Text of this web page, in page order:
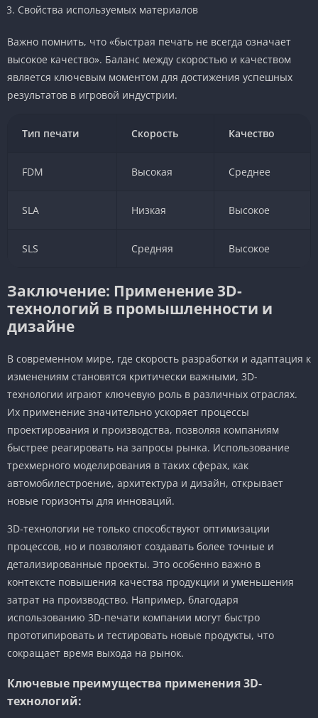
Свойства используемых материалов
Важно помнить, что «быстрая печать не всегда означает
высокое качество». Баланс между скоростью и качеством
является ключевым моментом для достижения успешных
результатов в игровой индустрии.
Тип печати Скорость Качество
FDM Высокая Среднее
SLA Низкая Высокое
SLS Средняя Высокое
Заключение: Применение 3D-
технологий в промышленности и
дизайне
В современном мире, где скорость разработки и адаптация к
изменениям становятся критически важными, 3D-
технологии играют ключевую роль в различных отраслях.
Их применение значительно ускоряет процессы
проектирования и производства, позволяя компаниям
быстрее реагировать на запросы рынка. Использование
трехмерного моделирования в таких сферах, как
автомобилестроение, архитектура и дизайн, открывает
новые горизонты для инноваций.
3D-технологии не только способствуют оптимизации
процессов, но и позволяют создавать более точные и
детализированные проекты. Это особенно важно в
контексте повышения качества продукции и уменьшения
затрат на производство. Например, благодаря
использованию 3D-печати компании могут быстро
прототипировать и тестировать новые продукты, что
сокращает время выхода на рынок.
Ключевые преимущества применения 3D-
технологий: